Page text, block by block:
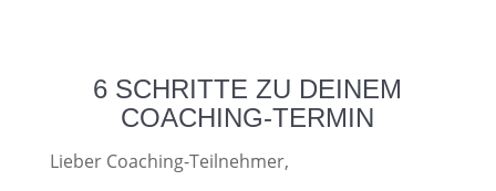
6 SCHRITTE ZU DEINEM
COACHING-TERMIN
Lieber Coaching-Teilnehmer,